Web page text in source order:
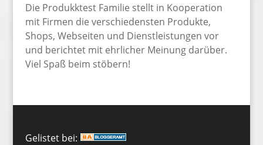
Die Produkktest Familie stellt in Kooperation
mit Firmen die verschiedensten Produkte,
Shops, Webseiten und Dienstleistungen vor
und berichtet mit ehrlicher Meinung darüber.
Viel Spaß beim stöbern!
Gelistet bei: